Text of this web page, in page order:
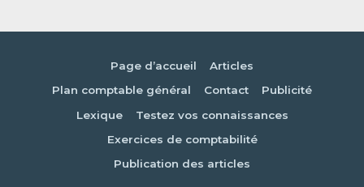
Page d’accueil
Articles
Plan comptable général
Contact
Publicité
Lexique
Testez vos connaissances
Exercices de comptabilité
Publication des articles